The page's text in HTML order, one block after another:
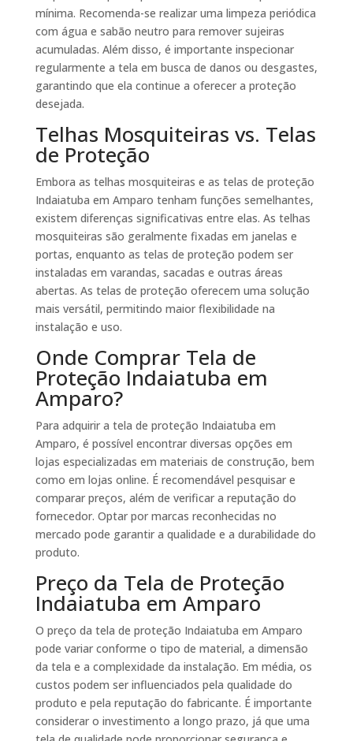
mínima. Recomenda-se realizar uma limpeza periódica
com água e sabão neutro para remover sujeiras
acumuladas. Além disso, é importante inspecionar
regularmente a tela em busca de danos ou desgastes,
garantindo que ela continue a oferecer a proteção
desejada.
Telhas Mosquiteiras vs. Telas
de Proteção
Embora as telhas mosquiteiras e as telas de proteção
Indaiatuba em Amparo tenham funções semelhantes,
existem diferenças significativas entre elas. As telhas
mosquiteiras são geralmente fixadas em janelas e
portas, enquanto as telas de proteção podem ser
instaladas em varandas, sacadas e outras áreas
abertas. As telas de proteção oferecem uma solução
mais versátil, permitindo maior flexibilidade na
instalação e uso.
Onde Comprar Tela de
Proteção Indaiatuba em
Amparo?
Para adquirir a tela de proteção Indaiatuba em
Amparo, é possível encontrar diversas opções em
lojas especializadas em materiais de construção, bem
como em lojas online. É recomendável pesquisar e
comparar preços, além de verificar a reputação do
fornecedor. Optar por marcas reconhecidas no
mercado pode garantir a qualidade e a durabilidade do
produto.
Preço da Tela de Proteção
Indaiatuba em Amparo
O preço da tela de proteção Indaiatuba em Amparo
pode variar conforme o tipo de material, a dimensão
da tela e a complexidade da instalação. Em média, os
custos podem ser influenciados pela qualidade do
produto e pela reputação do fabricante. É importante
considerar o investimento a longo prazo, já que uma